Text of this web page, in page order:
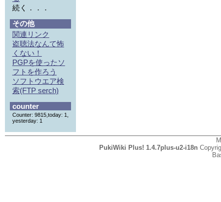
続く．．．
その他
関連リンク
盗聴法なんて怖
くない！
PGPを使ったソ
フトを作ろう
ソフトウエア検
索(FTP serch)
counter
Counter: 9815,today: 1,
yesterday: 1
PukiWiki Plus! 1.4.7plus-u2-i18n